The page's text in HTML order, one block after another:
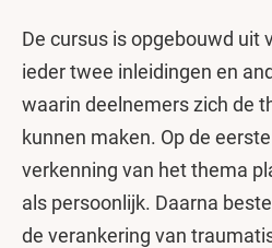
De cursus is opgebouwd uit
ieder twee inleidingen en
waarin deelnemers zich de
kunnen maken. Op de
verkenning van het thema
als persoonlijk. Daarna
de verankering van